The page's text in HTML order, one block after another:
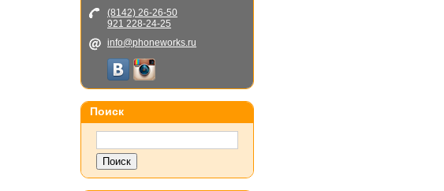
(8142) 26-26-50
921 228-24-25
info@phoneworks.ru
Поиск